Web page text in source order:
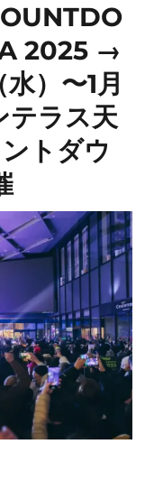
2025 →
）〜1月
テラス天
トダウ